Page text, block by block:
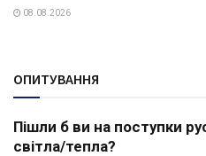
08.08.2026
ОПИТУВАННЯ
Пішли б ви на поступки
світла/тепла?